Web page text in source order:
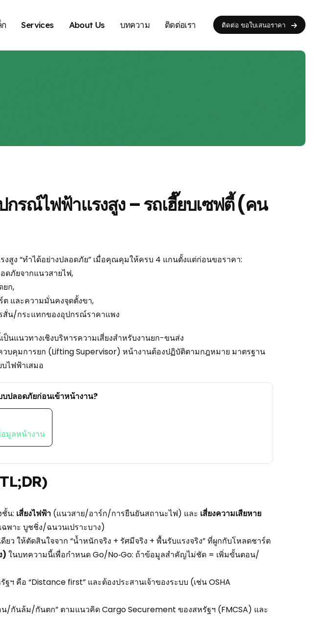
Services About Us บทความ ติดต่อเรา ติดต่อ ขอใบเสนอราคา
กรณ์ไฟฟ้าแรงสูง – รถเฮี๊ยบเซฟตี้ (คน
งสูง “ทำได้อย่างปลอดภัย” เมื่อคุณคุมให้ครบ 4 แกนตั้งแต่ก่อนขอราคา:
ดภัยจากแนวสายไฟ,
ยก,
และความมั่นคงจุดตั้งขา,
สั่น/กระแทกของอุปกรณ์ราคาแพง
ป็นแนวทางเชิงบริหารความเสี่ยงสำหรับงานยก-ขนส่ง
บคุมการยก (Lifting Supervisor) หน้างานต้องปฏิบัติตามกฎหมาย มาตรฐาน
ไฟฟ้าเสมอ
บปลอดภัยก่อนเข้าหน้างาน?
อมูลหน้างาน
ชั้น: เสี่ยงไฟฟ้า (แนวสาย/อาร์ก/การยืนยันสถานะไฟ) และ เสี่ยงความเสียหาย
ฉพาะ บูชชิ่ง/ฉนวนเปราะบาง)
ยว ให้ตัดสินใจจาก “น้ำหนักจริง + รัศมีจริง + พื้นรับแรงจริง” ที่ผูกกับโหลดชาร์ต
) ในบทความนี้เพื่อกำหนด Go/No‑Go: ถ้าข้อมูลสำคัญไม่ชัด = เพิ่มขั้นตอน/
ฯ คือ “Distance first” และต้องประสานเจ้าของระบบ (เช่น OSHA
/กันล้ม/กันตก” ตามแนวคิด Cargo Securement ของสหรัฐฯ (FMCSA) และ